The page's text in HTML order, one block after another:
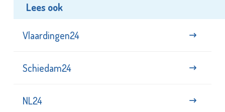
Lees ook
Vlaardingen24
Schiedam24
NL24